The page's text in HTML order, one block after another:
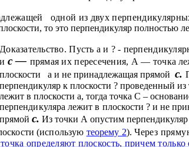
одной из двух
то это перпендикуляр полностью
Доказательство.Пусть a и ?-
и с — прямая их пересечения, А — точка
плоскости
a и не принадлежащая прямой с.
перпендикуляр к плоскости ? проведенный из
лежит в плоскости a, тогда точка С –
перпендикуляра лежит в плоскости ?и не
прямой с. Из точки А опустим
(использую теорему 2).Через
определяют плоскость, причем только